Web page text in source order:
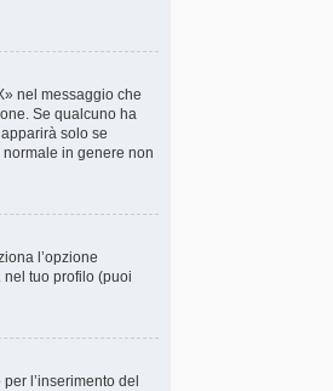
nel messaggio che
Se qualcuno ha
solo se
in genere non
l’opzione
nel tuo profilo (puoi
l’inserimento del